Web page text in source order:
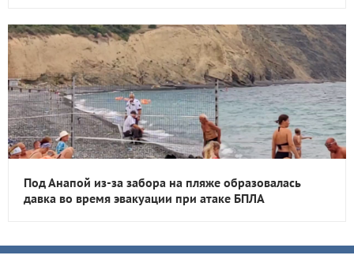
Под Анапой из-за забора на пляже образовалась
давка во время эвакуации при атаке БПЛА